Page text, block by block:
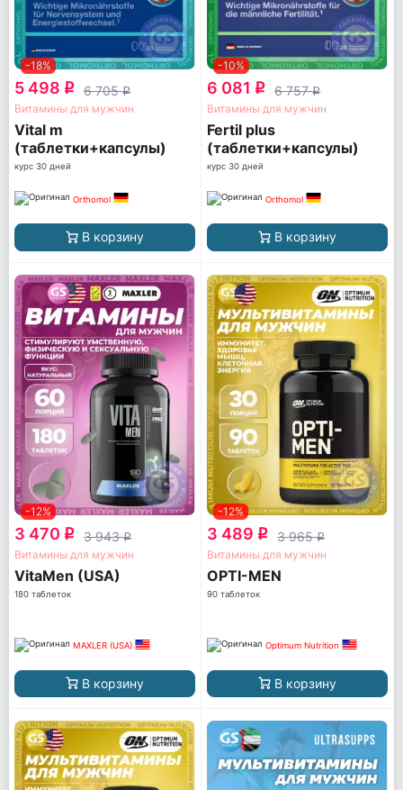
-18%
5 498 q 6 705q
Витамины для мужчин
Vital m
(таблетки+капсулы)
курс 30 дней
Orthomol
В корзину
-10%
6 081 q 6 757q
Витамины для мужчин
Fertil plus
(таблетки+капсулы)
курс 30 дней
Orthomol
В корзину
-12%
3 470 q 3 943q
Витамины для мужчин
VitaMen (USA)
180 таблеток
MAXLER (USA)
В корзину
-12%
3 489 q 3 965q
Витамины для мужчин
OPTI-MEN
90 таблеток
Optimum Nutrition
В корзину